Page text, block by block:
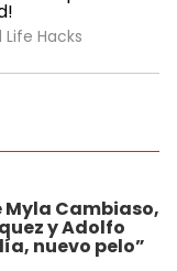
Myla Cambiaso,
y Adolfo
nuevo pelo”